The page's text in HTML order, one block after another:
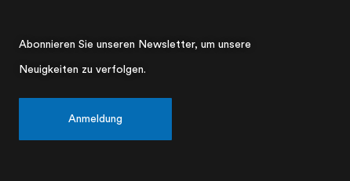
Abonnieren Sie unseren Newsletter, um unsere
Neuigkeiten zu verfolgen.
Anmeldung